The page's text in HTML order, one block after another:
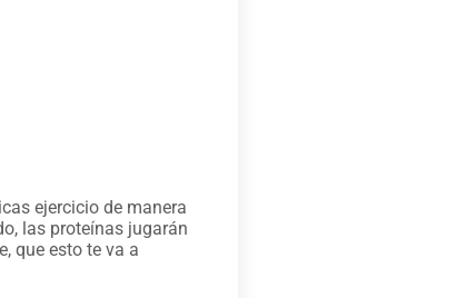
ejercicio de manera
las proteínas jugarán
que esto te va a